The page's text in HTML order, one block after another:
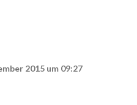
2015 um 09:27